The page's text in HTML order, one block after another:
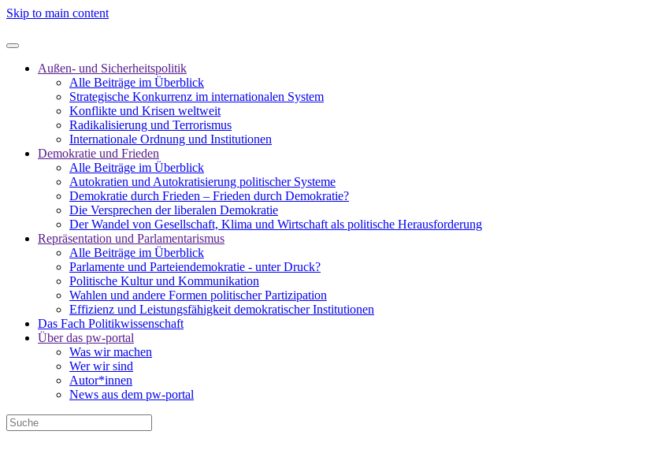
Skip to main content
Außen- und Sicherheitspolitik
Alle Beiträge im Überblick
Strategische Konkurrenz im internationalen System
Konflikte und Krisen weltweit
Radikalisierung und Terrorismus
Internationale Ordnung und Institutionen
Demokratie und Frieden
Alle Beiträge im Überblick
Autokratien und Autokratisierung politischer Systeme
Demokratie durch Frieden – Frieden durch Demokratie?
Die Versprechen der liberalen Demokratie
Der Wandel von Gesellschaft, Klima und Wirtschaft als politische Herausforderung
Repräsentation und Parlamentarismus
Alle Beiträge im Überblick
Parlamente und Parteiendemokratie - unter Druck?
Politische Kultur und Kommunikation
Wahlen und andere Formen politischer Partizipation
Effizienz und Leistungsfähigkeit demokratischer Institutionen
Das Fach Politikwissenschaft
Über das pw-portal
Was wir machen
Wer wir sind
Autor*innen
News aus dem pw-portal